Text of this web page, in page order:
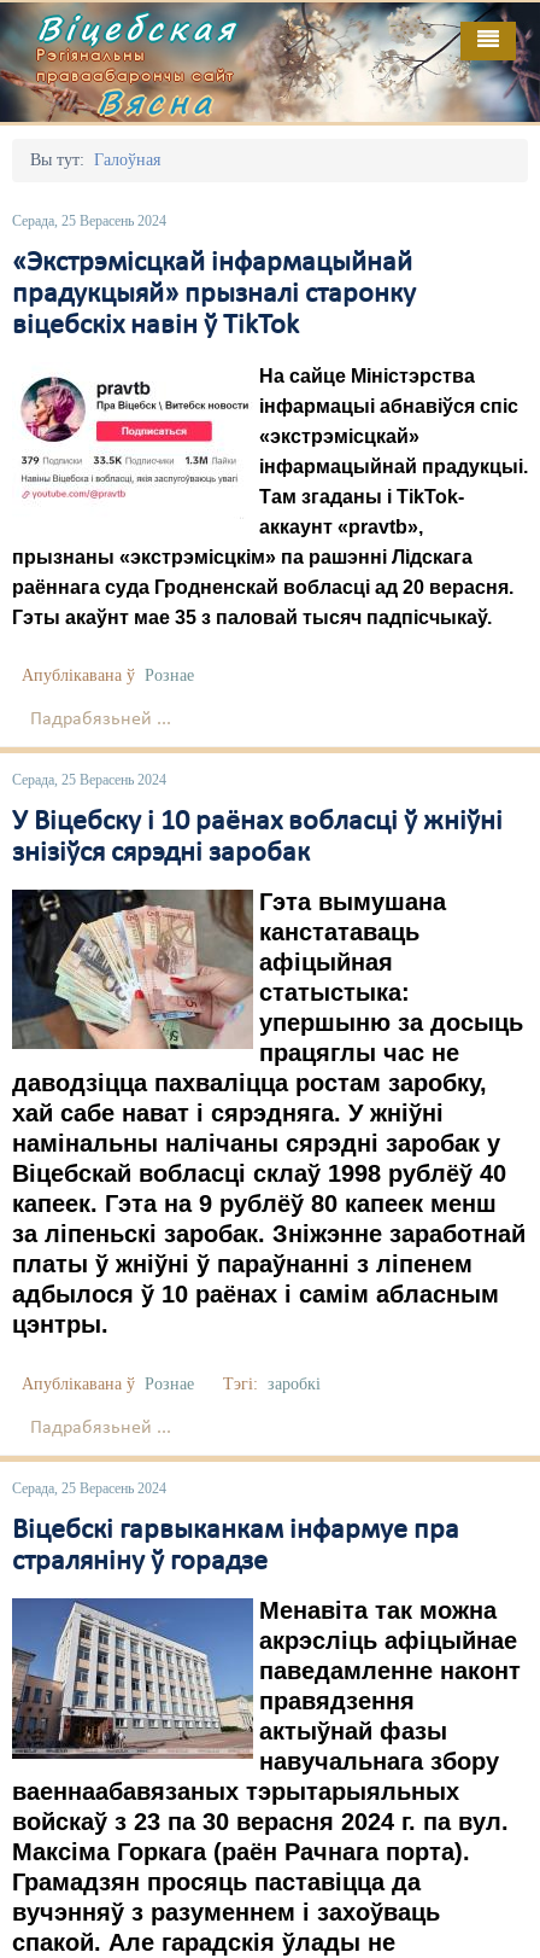
Віцебская
Рэгіянальны
праваабарончы сайт
Вясна
Вы тут: Галоўная
Серада, 25 Верасень 2024
«Экстрэмісцкай інфармацыйнай
прадукцыяй» прызналі старонку
віцебскіх навін ў TikTok
На сайце Міністэрства
інфармацыі абнавіўся спіс
«экстрэмісцкай»
інфармацыйнай прадукцыі.
Там згаданы і TikTok-
аккаунт «pravtb»,
прызнаны «экстрэмісцкім» па рашэнні Лідскага
раённага суда Гродненскай вобласці ад 20 верасня.
Гэты акаўнт мае 35 з паловай тысяч падпісчыкаў.
Апублікавана ў Рознае
Падрабязьней ...
Серада, 25 Верасень 2024
У Віцебску і 10 раёнах вобласці ў жніўні
знізіўся сярэдні заробак
Гэта вымушана
канстатаваць
афіцыйная
статыстыка:
упершыню за досыць
працяглы час не
даводзіцца пахваліцца ростам заробку,
хай сабе нават і сярэдняга. У жніўні
намінальны налічаны сярэдні заробак у
Віцебскай вобласці склаў 1998 рублёў 40
капеек. Гэта на 9 рублёў 80 капеек менш
за ліпеньскі заробак. Зніжэнне заработнай
платы ў жніўні ў параўнанні з ліпенем
адбылося ў 10 раёнах і самім абласным
цэнтры.
Апублікавана ў Рознае Тэгі: заробкі
Падрабязьней ...
Серада, 25 Верасень 2024
Віцебскі гарвыканкам інфармуе пра
страляніну ў горадзе
Менавіта так можна
акрэсліць афіцыйнае
паведамленне наконт
правядзення
актыўнай фазы
навучальнага збору
ваеннаабавязаных тэрытарыяльных
войскаў з 23 па 30 верасня 2024 г. па вул.
Максіма Горкага (раён Рачнага порта).
Грамадзян просяць паставіцца да
вучэнняў з разуменнем і захоўваць
спакой. Але гарадскія ўлады не
Галоўная
Адміністрацыйны перасьлед
Безбар'ернае асяродзьдзе
Выбары
Дзяржава
Дыскрымінацыя
Затрыманьні
КПЧ ААН
ЛПП
Мірныя сходы
Палітвязьні
Правы дзіцяці
Пэнітэнцыярная сыстэма
Распальваньне варожасьці
Рознае
Свабода слова
Свабода сумленьня
Сьмяротнае пакараньне
Экалёгія
Выданьні
Кантакт
Пра нас